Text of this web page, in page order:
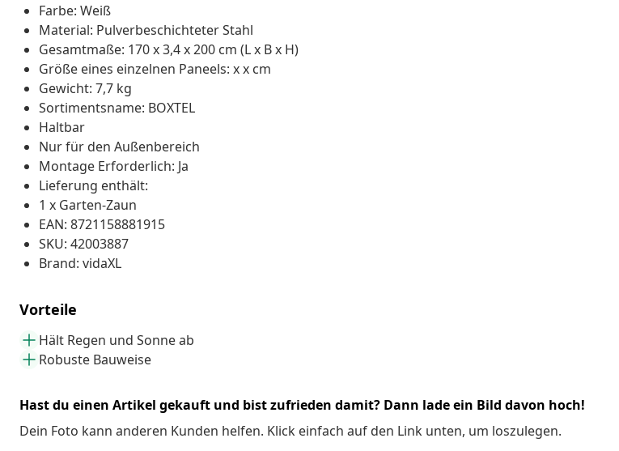
Farbe: Weiß
Material: Pulverbeschichteter Stahl
Gesamtmaße: 170 x 3,4 x 200 cm (L x B x H)
Größe eines einzelnen Paneels: x x cm
Gewicht: 7,7 kg
Sortimentsname: BOXTEL
Haltbar
Nur für den Außenbereich
Montage Erforderlich: Ja
Lieferung enthält:
1 x Garten-Zaun
EAN: 8721158881915
SKU: 42003887
Brand: vidaXL
Vorteile
Hält Regen und Sonne ab
Robuste Bauweise
Hast du einen Artikel gekauft und bist zufrieden damit? Dann lade ein Bild davon hoch!
Dein Foto kann anderen Kunden helfen. Klick einfach auf den Link unten, um loszulegen.